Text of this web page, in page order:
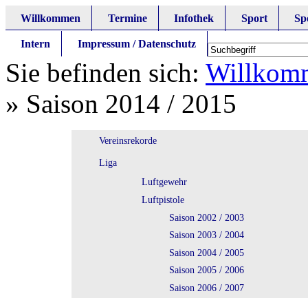
Willkommen Termine Infothek Sport
Intern Impressum / Datenschutz
Sie befinden sich:
» Saison 2014 / 2015
Vereinsrekorde
Liga
Luftgewehr
Luftpistole
Saison 2002 / 2003
Saison 2003 / 2004
Saison 2004 / 2005
Saison 2005 / 2006
Saison 2006 / 2007